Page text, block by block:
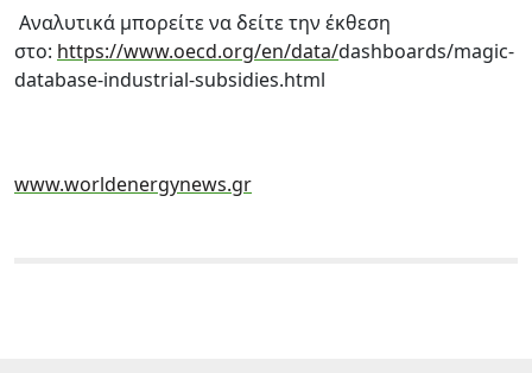
Αναλυτικά μπορείτε να δείτε την έκθεση
στο: https://www.oecd.org/en/data/dashboards/magic-
database-industrial-subsidies.html
www.worldenergynews.gr